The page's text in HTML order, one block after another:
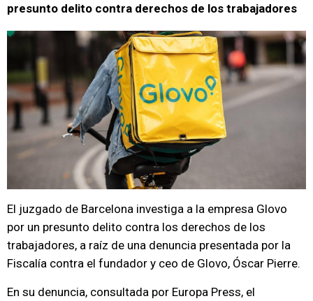
presunto delito contra derechos de los trabajadores
El juzgado de Barcelona investiga a la empresa Glovo
por un presunto delito contra los derechos de los
trabajadores, a raíz de una denuncia presentada por la
Fiscalía contra el fundador y ceo de Glovo, Óscar Pierre.
En su denuncia, consultada por Europa Press, el